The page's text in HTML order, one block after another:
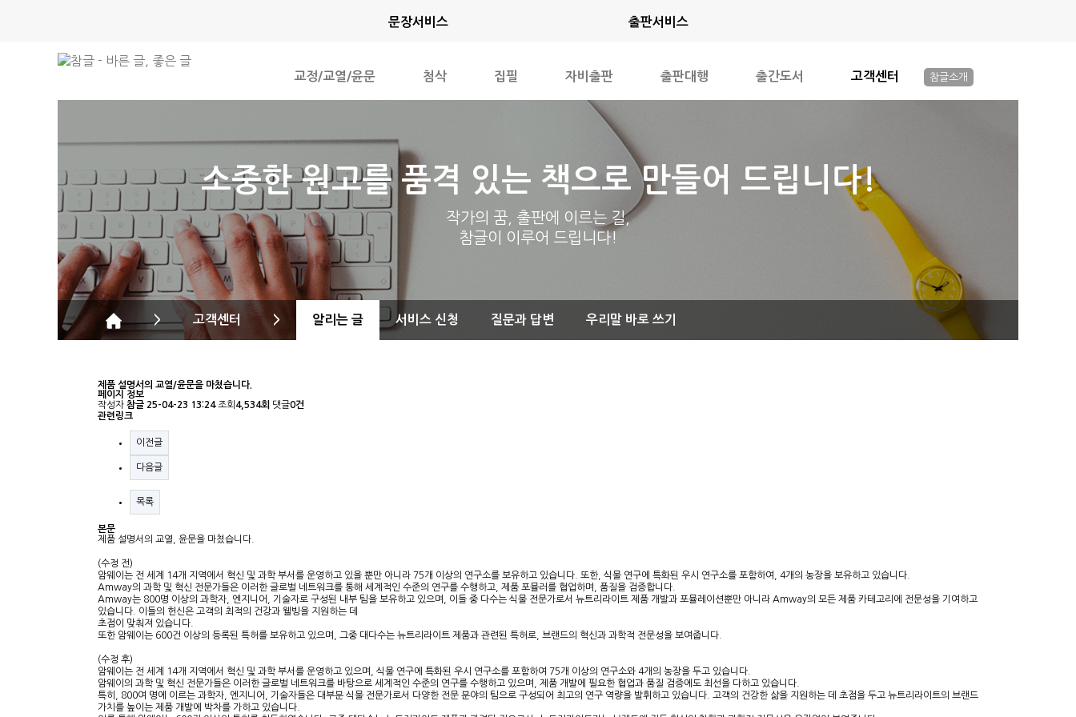
문장서비스 출판서비스
교정/교열/윤문 첨삭 집필 자비출판 출판대행 출간도서 고객센터 참글소개
소중한 원고를 품격 있는 책으로 만들어 드립니다!
작가의 꿈, 출판에 이르는 길,
참글이 이루어 드립니다!
> 고객센터 > 알리는 글 서비스 신청 질문과 답변 우리말 바로 쓰기
제품 설명서의 교열/윤문을 마쳤습니다.
페이지 정보
작성자 참글 25-04-23 13:24조회 4,534회 댓글0건
관련링크
이전글
다음글
목록
본문
제품 설명서의 교열, 윤문을 마쳤습니다.
(수정 전)
암웨이는 전 세계 14개 지역에서 혁신 및 과학 부서를 운영하고 있을 뿐만 아니라 75개 이상의 연구소를 보유하고 있습니다. 또한, 식물 연구에 특화된 우시 연구소를 포함하여, 4개의 농장을 보유하고 있습니다.
Amway의 과학 및 혁신 전문가들은 이러한 글로벌 네트워크를 통해 세계적인 수준의 연구를 수행하고, 제품 포뮬러를 협업하며, 품질을 검증합니다.
Amway는 800명 이상의 과학자, 엔지니어, 기술자로 구성된 내부 팀을 보유하고 있으며, 이들 중 다수는 식물 전문가로서 뉴트리라이트 제품 개발과 포뮬레이션뿐만 아니라 Amway의 모든 제품 카테고리에 전문성을 기여하고
있습니다. 이들의 헌신은 고객의 최적의 건강과 웰빙을 지원하는 데
초점이 맞춰져 있습니다.
또한 암웨이는 600건 이상의 등록된 특허를 보유하고 있으며, 그중 대다수는 뉴트리라이트 제품과 관련된 특허로, 브랜드의 혁신과 과학적 전문성을 보여줍니다.
(수정 후)
암웨이는 전 세계 14개 지역에서 혁신 및 과학 부서를 운영하고 있으며, 식물 연구에 특화된 우시 연구소를 포함하여 75개 이상의 연구소와 4개의 농장을 두고 있습니다.
암웨이의 과학 및 혁신 전문가들은 이러한 글로벌 네트워크를 바탕으로 세계적인 수준의 연구를 수행하고 있으며, 제품 개발에 필요한 협업과 품질 검증에도 최선을 다하고 있습니다.
특히, 800여 명에 이르는 과학자, 엔지니어, 기술자들은 대부분 식물 전문가로서 다양한 전문 분야의 팀으로 구성되어 최고의 연구 역량을 발휘하고 있습니다. 고객의 건강한 삶을 지원하는 데 초점을 두고 뉴트리라이트의 브랜드
가치를 높이는 제품 개발에 박차를 가하고 있습니다.